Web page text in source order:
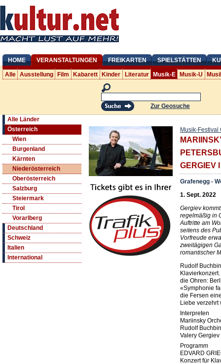
HOME VERANSTALTUNGEN FREIKARTEN SPIELSTÄTTEN
Alle Ausstellung Film Kabarett Kinder Literatur Musik-E Musik-U
Zur Geosuche
Alle Länder
Österreich
Wien
Burgenland
Kärnten
Niederösterreich
Oberösterreich
Salzburg
Steiermark
Tirol
Vorarlberg
Deutschland
Schweiz
Italien
International
Musik-Festival
GERGIEV
Grafenegg -
1. Sept. 2022
Gergiev
regelmäßig in
Auftritte am
seitens des
Vorfreude
zweitägigen
romantischer
Rudolf
die Ohren:
«Symphonie
die Fersen
Liebe verzehrt
Interpreten
Mariinsky
Rudolf
Valery
Programm
EDVARD
Konzert für